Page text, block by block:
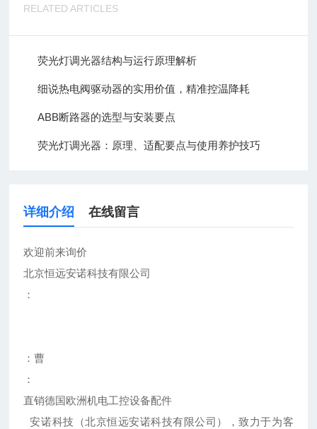
RELATED ARTICLES
荧光灯调光器结构与运行原理解析
细说热电阀驱动器的实用价值，精准控温降耗
ABB断路器的选型与安装要点
荧光灯调光器：原理、适配要点与使用养护技巧
详细介绍 在线留言
欢迎前来询价
北京恒远安诺科技有限公司
：
：曹
：
直销德国欧洲机电工控设备配件
安诺科技（北京恒远安诺科技有限公司），致力于为客